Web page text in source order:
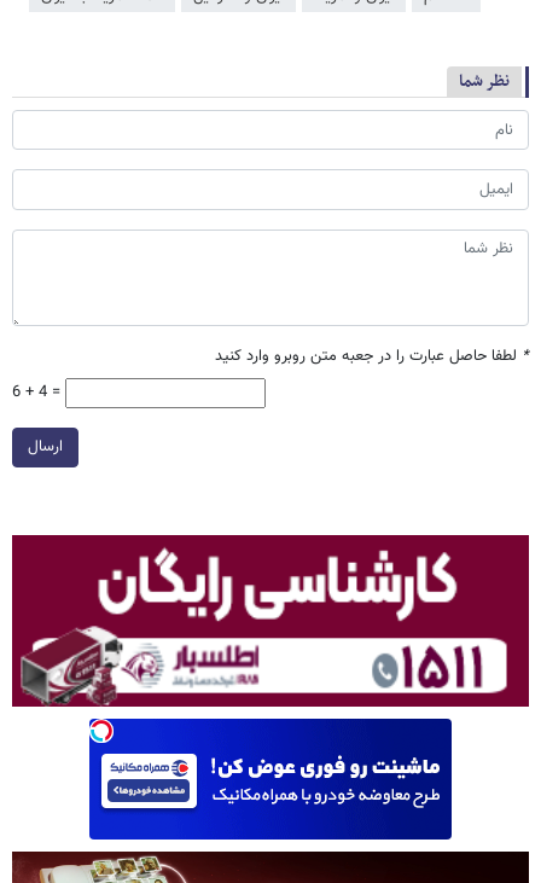
نظر شما
* لطفا حاصل عبارت را در جعبه متن روبرو وارد کنید
6 + 4 =
ارسال